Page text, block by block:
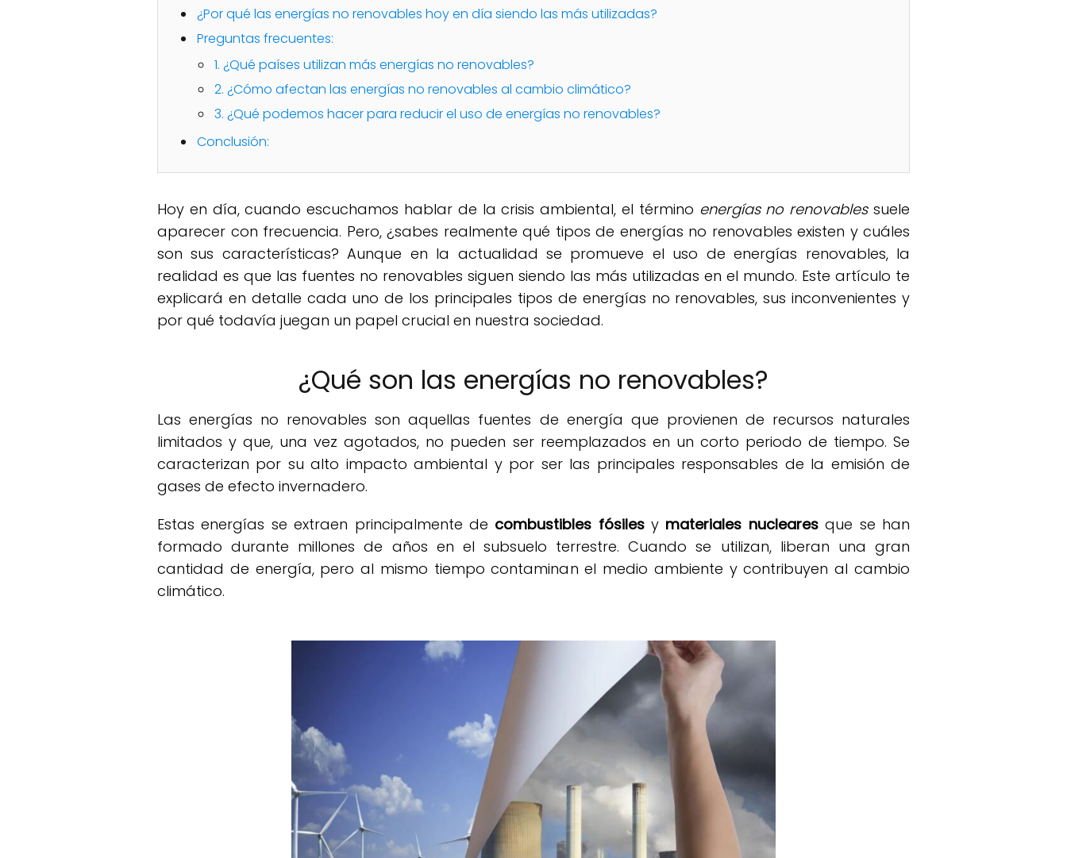
¿Por qué las energías no renovables hoy en día siendo las más utilizadas?
Preguntas frecuentes:
1. ¿Qué países utilizan más energías no renovables?
2. ¿Cómo afectan las energías no renovables al cambio climático?
3. ¿Qué podemos hacer para reducir el uso de energías no renovables?
Conclusión:
Hoy en día, cuando escuchamos hablar de la crisis ambiental, el término energías no renovablessuele
aparecer con frecuencia. Pero, ¿sabes realmente qué tipos de energías no renovables existen y cuáles
son sus características? Aunque en la actualidad se promueve el uso de energías renovables, la
realidad es que las fuentes no renovables siguen siendo las más utilizadas en el mundo. Este artículo te
explicará en detalle cada uno de los principales tipos de energías no renovables, sus inconvenientes y
por qué todavía juegan un papel crucial en nuestra sociedad.
¿Qué son las energías no renovables?
Las energías no renovables son aquellas fuentes de energía que provienen de recursos naturales
limitados y que, una vez agotados, no pueden ser reemplazados en un corto periodo de tiempo. Se
caracterizan por su alto impacto ambiental y por ser las principales responsables de la emisión de
gases de efecto invernadero.
Estas energías se extraen principalmente de combustibles fósilesy materiales nuclearesque se han
formado durante millones de años en el subsuelo terrestre. Cuando se utilizan, liberan una gran
cantidad de energía, pero al mismo tiempo contaminan el medio ambiente y contribuyen al cambio
climático.